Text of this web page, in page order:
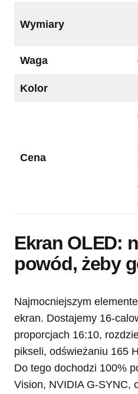
Wymiary
Waga
Kolor
Cena
Ekran OLED:
powód, żeby
Najmocniejszym
ekran. Dostajemy 16-
proporcjach 16:10,
pikseli, odświeżaniu 165
Do tego dochodzi 100%
Vision, NVIDIA G-SYNC,